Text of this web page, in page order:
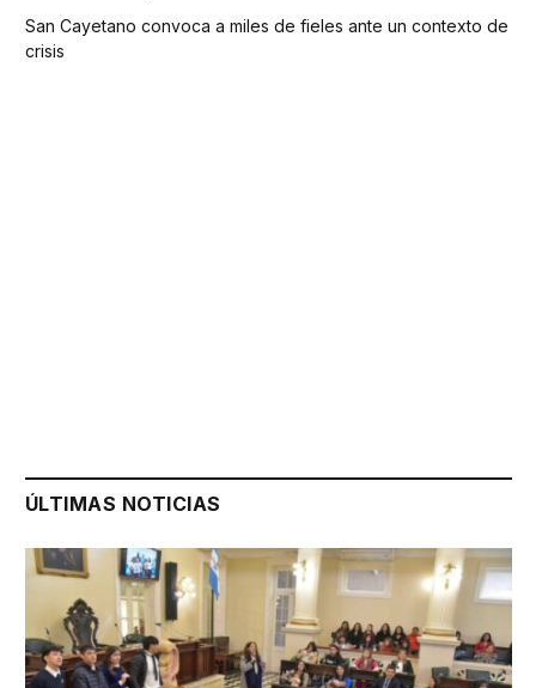
San Cayetano convoca a miles de fieles ante un contexto de
crisis
ÚLTIMAS NOTICIAS